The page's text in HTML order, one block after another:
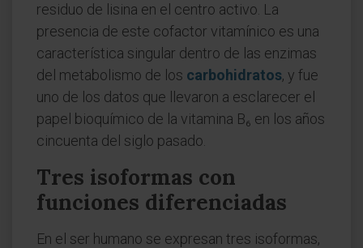
residuo de lisina en el centro activo. La
presencia de este cofactor vitamínico es una
característica singular dentro de las enzimas
del metabolismo de los carbohidratos, y fue
uno de los datos que llevaron a esclarecer el
papel bioquímico de la vitamina B₆ en los años
cincuenta del siglo pasado.
Tres isoformas con
funciones diferenciadas
En el ser humano se expresan tres isoformas,